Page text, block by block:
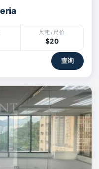
尺租/尺价
$20
查询